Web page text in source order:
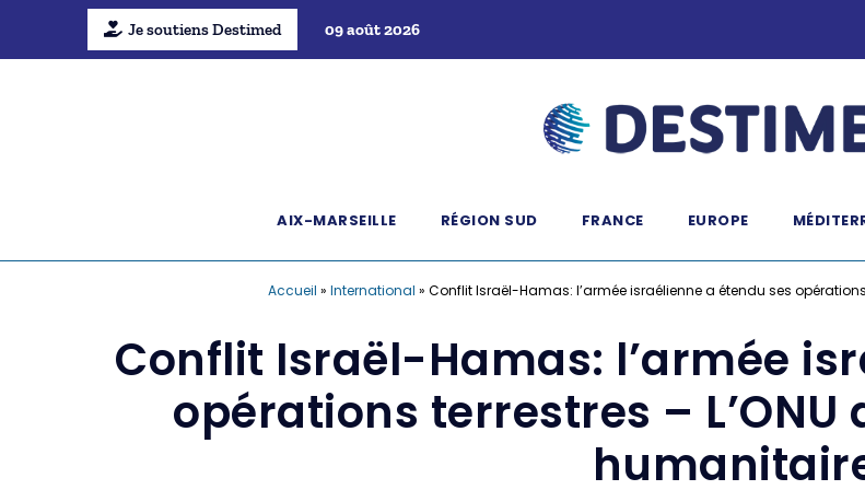
Je soutiens Destimed 09 août 2026
AIX-MARSEILLE RÉGION SUD FRANCE EUROPE
Accueil » International » Conflit Israël-Hamas: l’armée israélienne a étendu ses
Conflit Israël-Hamas: l’armée
opérations terrestres –